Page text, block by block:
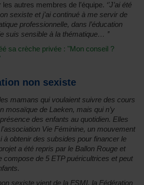
autres membres de l’équipe. ‘’J’ai été
sexiste et j’ai continué à me servir de
professionnelle, dans l’éducation
suis sensible à la thématique… ’’
sa crèche privée : "Mon conseil ?
non sexiste
des mamans qui voulaient suivre des cours
mosaïque de Laeken, mais qui n’y
des enfants au quotidien. Elles
Vie Féminine, un mouvement
à obtenir des subsides pour financer le
a été repris par le Ballon Rouge et
compose de 5 ETP puéricultrices et peut
sexiste vient de la FSMI, la Fédération